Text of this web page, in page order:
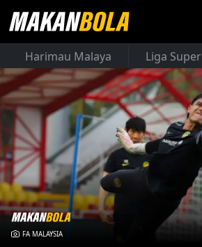
Harimau Malaya Liga Super
FA MALAYSIA